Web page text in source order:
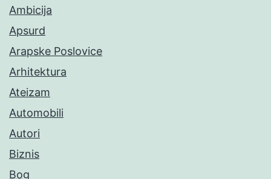
Ambicija
Apsurd
Arapske Poslovice
Arhitektura
Ateizam
Automobili
Autori
Biznis
Bog